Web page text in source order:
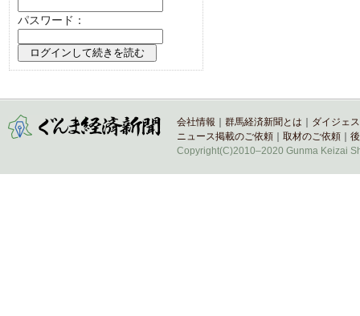
パスワード：
会社情報 群馬経済新聞とは
ダイジェ
ニュース掲載のご依頼
取材のご依頼
Copyright(C)2010–2020 Gunma Keizai